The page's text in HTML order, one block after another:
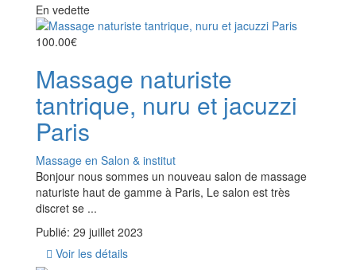
En vedette
100.00€
Massage naturiste
tantrique, nuru et jacuzzi
Paris
Massage en Salon & institut
Bonjour nous sommes un nouveau salon de massage
naturiste haut de gamme à Paris, Le salon est très
discret se ...
Publié: 29 juillet 2023
Voir les détails